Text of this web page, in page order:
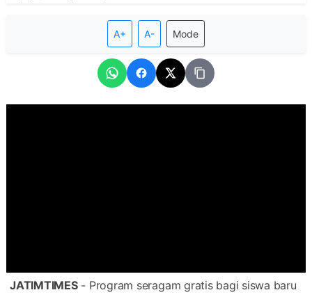
A+ A- Mode
JATIMTIMES- Program seragam gratis bagi siswa baru